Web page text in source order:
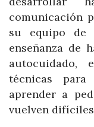
comunicación
su equipo de
enseñanza de
autocuidado,
técnicas
aprender a
vuelven